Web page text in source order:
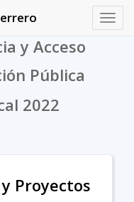
y Acceso
Pública
2022
Proyectos